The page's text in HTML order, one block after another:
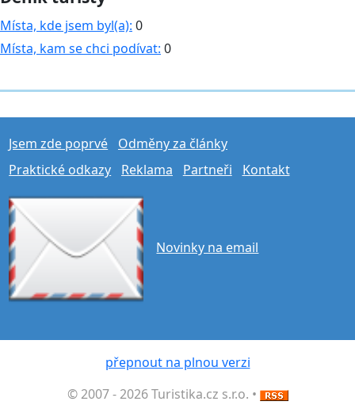
Místa, kde jsem byl(a): 0
Místa, kam se chci podívat: 0
Jsem zde poprvé
Odměny za články
Praktické odkazy
Reklama Partneři Kontakt
Novinky na email
přepnout na plnou verzi
© 2007 - 2026 Turistika.cz s.r.o. •